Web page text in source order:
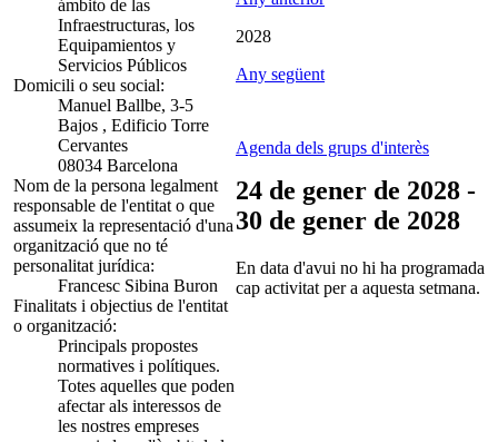
ámbito de las
Infraestructuras, los
Equipamientos y
Servicios Públicos
Domicili o seu social:
Manuel Ballbe, 3-5
Bajos , Edificio Torre
Cervantes
08034 Barcelona
Nom de la persona legalment
responsable de l'entitat o que
assumeix la representació d'una
organització que no té
personalitat jurídica:
Francesc Sibina Buron
Finalitats i objectius de l'entitat
o organització:
Principals propostes
normatives i polítiques.
Totes aquelles que poden
afectar als interessos de
les nostres empreses
2028
Any següent
Agenda dels grups d'interès
24 de gener de 2028 -
30 de gener de 2028
En data d'avui no hi ha programada
cap activitat per a aquesta setmana.